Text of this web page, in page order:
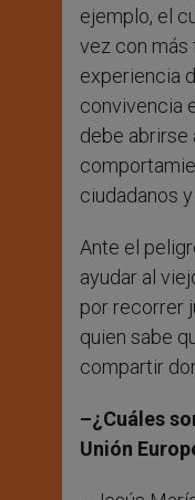
ejemplo, el
vez con más
experiencia
convivencia
debe abrirse
ciudadanos
Ante el
ayudar al
por recorrer
quien sabe
compartir
–¿Cuáles
Unión